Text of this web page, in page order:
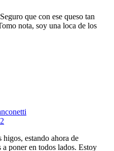
que con ese queso tan
nota, soy una loca de los
estando ahora de
a poner en todos lados. Estoy